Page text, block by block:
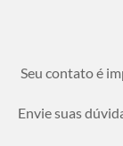
Seu contato é
Envie suas